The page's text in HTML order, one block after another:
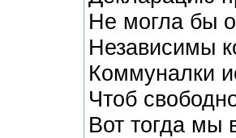
Не могла бы
Независимы
Коммуналки
Чтоб
Вот тогда мы